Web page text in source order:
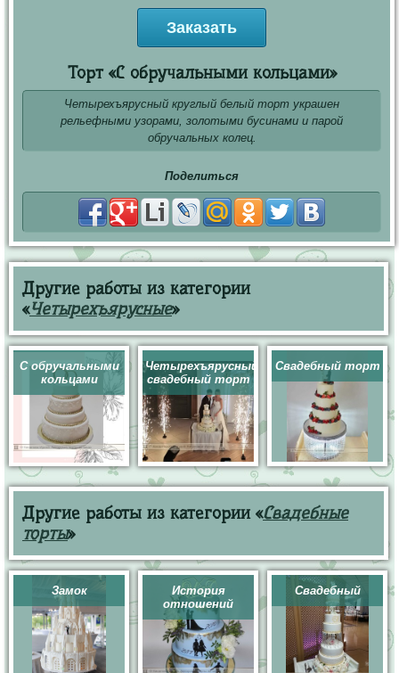
Заказать
Торт «С обручальными кольцами»
Четырехъярусный круглый белый торт украшен
рельефными узорами, золотыми бусинами и парой
обручальных колец.
Поделиться
Другие работы из категории
«Четырехъярусные»
С обручальными
кольцами
Четырехъярусный
свадебный торт
Свадебный торт
Другие работы из категории «Свадебные
торты»
Замок
История
отношений
Свадебный